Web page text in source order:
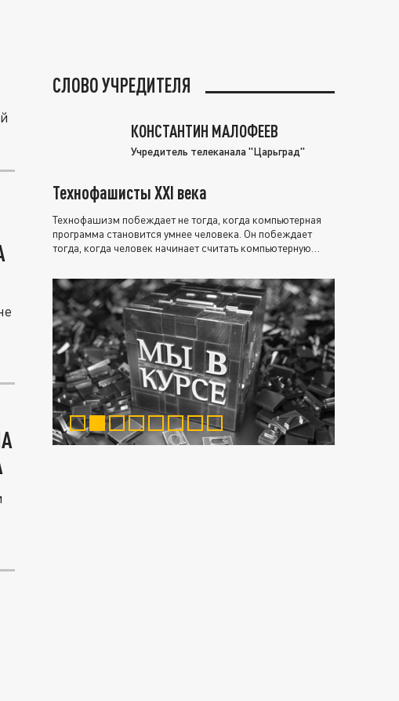
СЛОВО УЧРЕДИТЕЛЯ
КОНСТАНТИН МАЛОФЕЕВ
Учредитель телеканала "Царьград"
Технофашисты XXI века
Технофашизм побеждает не тогда, когда компьютерная
программа становится умнее человека. Он побеждает
тогда, когда человек начинает считать компьютерную